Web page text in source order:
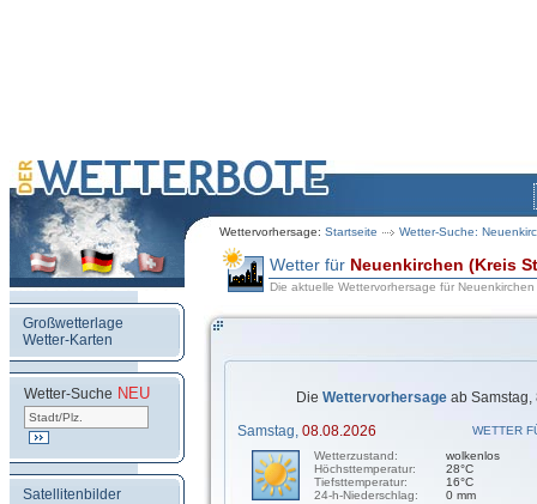
Wettervorhersage: Startseite Wetter-Suche:
Großwetterlage
Wetter-Karten
Wetter-Suche NEU
Satellitenbilder
Wetter für Neuenkirchen (Kreis
Die aktuelle Wettervorhersage für
Die Wettervorhersage ab Samstag,
Samstag, 08.08.2026
WETTER
Wetterzustand:
Höchsttemperatur:
Tiefsttemperatur:
24-h-Niederschlag:
wolkenlos
28°C
16°C
0 mm